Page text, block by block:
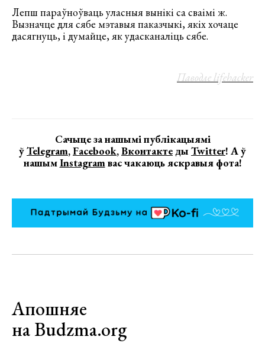
Лепш параўноўваць уласныя вынікі са сваімі ж.
Вызначце для сябе мэтавыя паказчыкі, якіх хочаце
дасягнуць, і думайце, як удасканаліць сябе.
Паводле lifehacker
Сачыце за нашымі публікацыямі
ўTelegram,Facebook,Вконтактеды Twitter! А ў
нашымInstagramвас чакаюць яскравыя фота!
Апошняе
на Budzma.org